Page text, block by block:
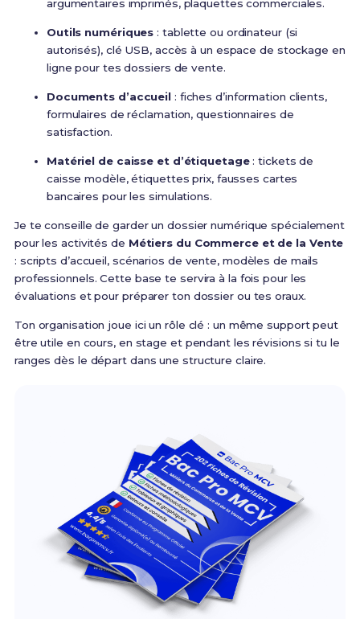
argumentaires imprimés, plaquettes commerciales.
Outils numériques : tablette ou ordinateur (si
autorisés), clé USB, accès à un espace de stockage en
ligne pour tes dossiers de vente.
Documents d’accueil : fiches d’information clients,
formulaires de réclamation, questionnaires de
satisfaction.
Matériel de caisse et d’étiquetage: tickets de
caisse modèle, étiquettes prix, fausses cartes
bancaires pour les simulations.
Je te conseille de garder un dossier numérique spécialement
pour les activités de Métiers du Commerce et de la Vente
: scripts d’accueil, scénarios de vente, modèles de mails
professionnels. Cette base te servira à la fois pour les
évaluations et pour préparer ton dossier ou tes oraux.
Ton organisation joue ici un rôle clé : un même support peut
être utile en cours, en stage et pendant les révisions si tu le
ranges dès le départ dans une structure claire.